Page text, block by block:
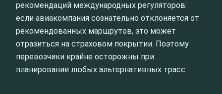
рекомендаций международных регуляторов:
если авиакомпания сознательно отклоняется от
рекомендованных маршрутов, это может
отразиться на страховом покрытии. Поэтому
перевозчики крайне осторожны при
планировании любых альтернативных трасс.